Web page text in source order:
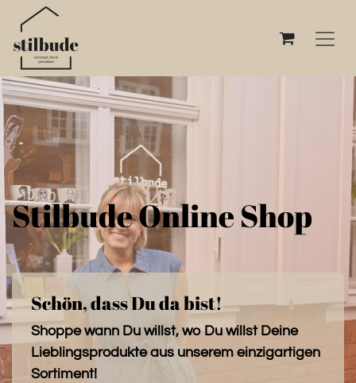
Stilbude Online Shop
Schön, dass Du da bist!
Shoppe wann Du willst, wo Du willst Deine
Lieblingsprodukte aus unserem einzigartigen
Sortiment!